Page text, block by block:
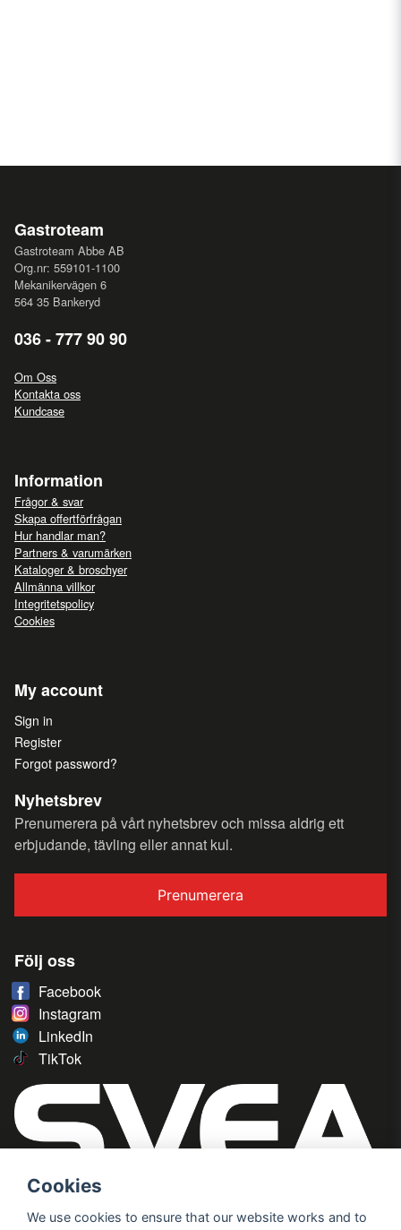
Gastroteam
Gastroteam Abbe AB
Org.nr: 559101-1100
Mekanikervägen 6
564 35 Bankeryd
036 - 777 90 90
Om Oss
Kontakta oss
Kundcase
Information
Frågor & svar
Skapa offertförfrågan
Hur handlar man?
Partners & varumärken
Kataloger & broschyer
Allmänna villkor
Integritetspolicy
Cookies
My account
Sign in
Register
Forgot password?
Nyhetsbrev
Prenumerera på vårt nyhetsbrev och missa aldrig ett
erbjudande, tävling eller annat kul.
Prenumerera
Följ oss
Facebook
Instagram
LinkedIn
TikTok
Cookies
We use cookies to ensure that our website works and to